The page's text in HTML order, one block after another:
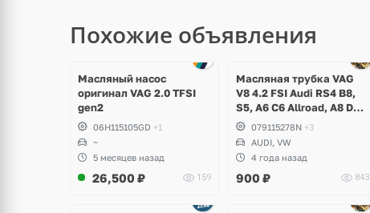
Похожие объявления
Масляный насос
оригинал VAG 2.0 TFSI
gen2
06H115105GD +1
~
5 месяцев назад
26,500 ₽ 159
Масляная трубка VAG
V8 4.2 FSI Audi RS4 B8,
S5, A6 C6 Allroad, A8 D3,
Q7, Volkswagen Touareg
079115278N +3
AUDI, VW
4 года назад
900 ₽ 843